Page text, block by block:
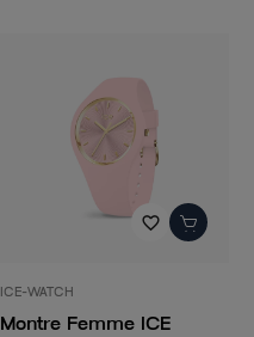
favorite_border
ICE-WATCH
Montre Femme ICE